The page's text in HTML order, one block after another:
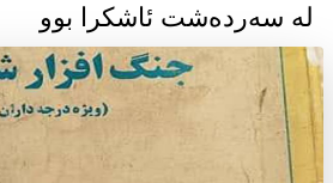
لە سەردەشت ئاشکرا بوو